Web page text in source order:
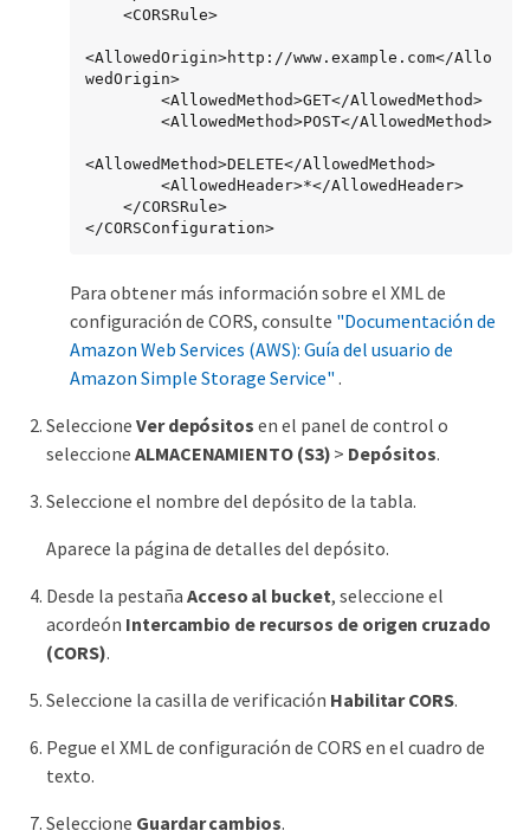
<AllowedOrigin>http://www.example.com</Allo
wedOrigin>
<AllowedMethod>DELETE</AllowedMethod>
</CORSConfiguration>
Para obtener más información sobre el XML de
configuración de CORS, consulte "Documentación de
Amazon Web Services (AWS): Guía del usuario de
Amazon Simple Storage Service" .
Seleccione Ver depósitos en el panel de control o
seleccione ALMACENAMIENTO (S3) > Depósitos.
Seleccione el nombre del depósito de la tabla.
Aparece la página de detalles del depósito.
Desde la pestaña Acceso al bucket, seleccione el
acordeón Intercambio de recursos de origen cruzado
(CORS).
Seleccione la casilla de verificación Habilitar CORS.
Pegue el XML de configuración de CORS en el cuadro de
texto.
Seleccione Guardar cambios.